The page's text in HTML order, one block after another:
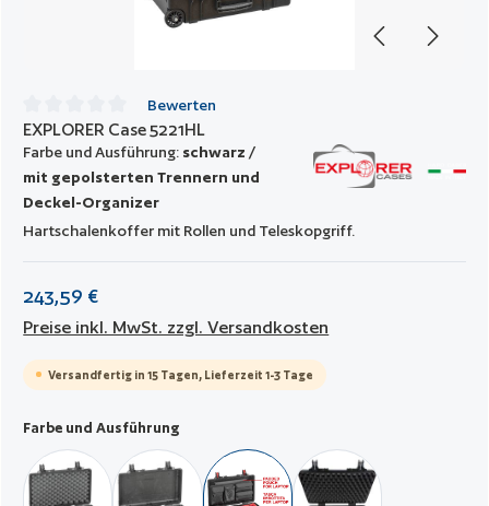
Durchschnittliche Bewertung von 0 von 5 Sternen
Bewerten
EXPLORER Case 5221HL
Farbe und Ausführung: schwarz /
mit gepolsterten Trennern und
Deckel-Organizer
Hartschalenkoffer mit Rollen und Teleskopgriff.
243,59 €
Preise inkl. MwSt. zzgl. Versandkosten
Versandfertig in 15 Tagen, Lieferzeit 1-3 Tage
Farbe und Ausführungauswählen